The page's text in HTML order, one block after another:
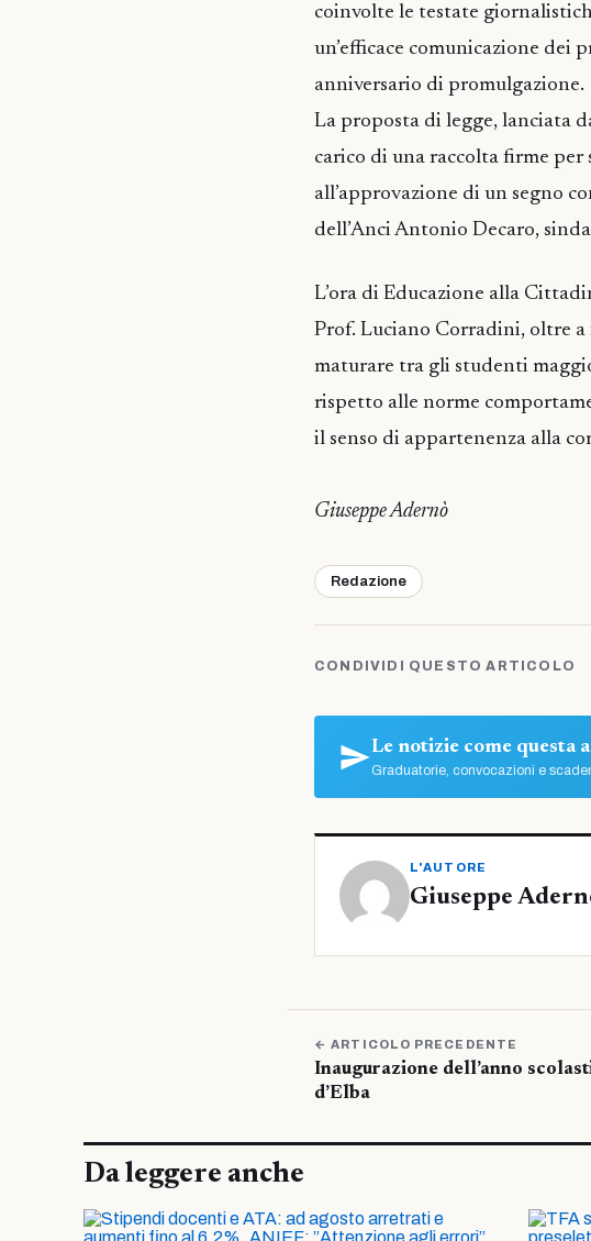
coinvolte le testate
un’efficace comunicazione
anniversario di promulgazione.
La proposta di legge, lanciata
carico di una raccolta firme per
all’approvazione di un segno
dell’Anci Antonio Decaro,
L’ora di Educazione alla
Prof. Luciano Corradini, oltre
maturare tra gli studenti
rispetto alle norme
il senso di appartenenza alla
Giuseppe Adernò
Redazione
CONDIVIDI QUESTO ARTICOLO
Le notizie come questa
Graduatorie, convocazioni e
L'AUTORE
Giuseppe
← ARTICOLO PRECEDENTE
Inaugurazione dell’anno
d’Elba
Da leggere anche